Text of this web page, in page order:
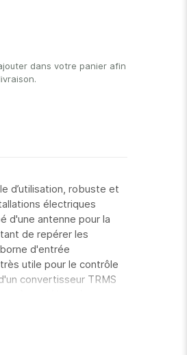
dans votre panier afin
d’utilisation, robuste et
électriques
d'une antenne pour la
de repérer les
d'entrée
utile pour le contrôle
convertisseur TRMS